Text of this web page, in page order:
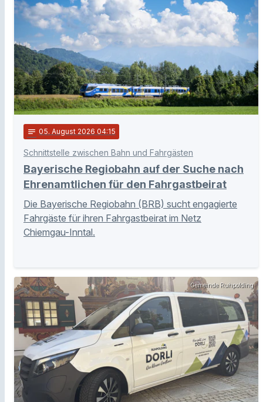
notes 05. August 2026 04:15
Schnittstelle zwischen Bahn und Fahrgästen
Bayerische Regiobahn auf der Suche nach
Ehrenamtlichen für den Fahrgastbeirat
Die Bayerische Regiobahn (BRB) sucht engagierte
Fahrgäste für ihren Fahrgastbeirat im Netz
Chiemgau-Inntal.
Gemeinde Ruhpolding